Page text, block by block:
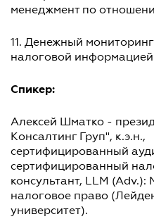
менеджмент по
11. Денежный
налоговой
Спикер:
Алексей Шматко -
Консалтинг Груп", к.э.н.,
сертифицированный
сертифицированный
консультант, LLM
налоговое право
университет).